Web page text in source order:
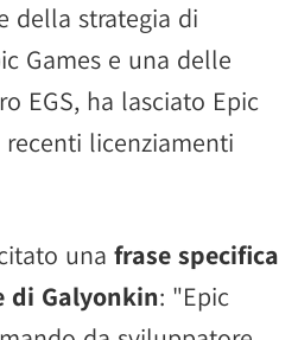
della strategia di
Games e una delle
EGS, ha lasciato Epic
licenziamenti
una frase specifica
di Galyonkin: "Epic